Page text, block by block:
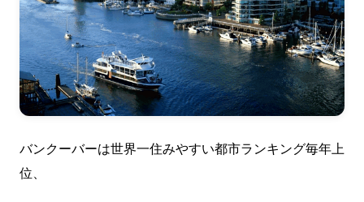
バンクーバーは世界一住みやすい都市ランキング毎年上
位、